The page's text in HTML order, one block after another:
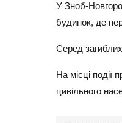
У Зноб-
будинок, де
Серед
На місці події
цивільного